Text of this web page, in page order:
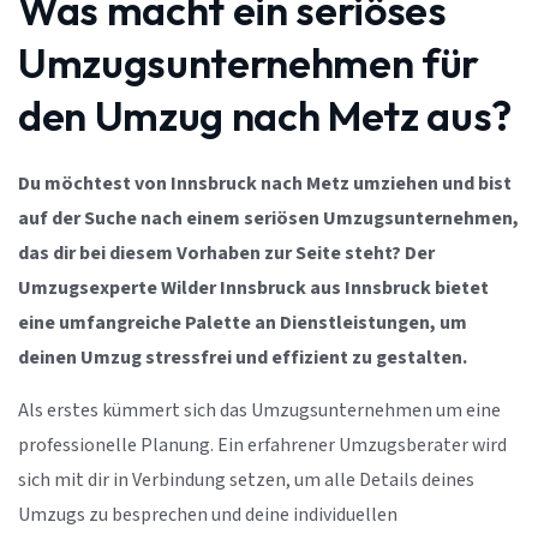
Umzugsunternehmen für
den Umzug nach Metz aus?
Du möchtest von Innsbruck nach Metz umziehen und bist
auf der Suche nach einem seriösen Umzugsunternehmen,
das dir bei diesem Vorhaben zur Seite steht? Der
Umzugsexperte Wilder Innsbruck aus Innsbruck bietet
eine umfangreiche Palette an Dienstleistungen, um
deinen Umzug stressfrei und effizient zu gestalten.
Als erstes kümmert sich das Umzugsunternehmen um eine
professionelle Planung. Ein erfahrener Umzugsberater wird
sich mit dir in Verbindung setzen, um alle Details deines
Umzugs zu besprechen und deine individuellen